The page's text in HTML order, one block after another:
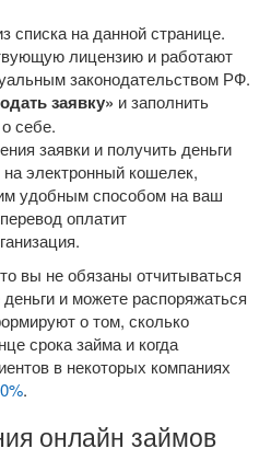
списка на данной странице.
лицензию и работают
законодательством РФ.
заявку» и заполнить
себе.
заявки и получить деньги
электронный кошелек,
удобным способом на ваш
оплатит
вы не обязаны отчитываться
и можете распоряжаться
о том, сколько
срока займа и когда
в некоторых компаниях
.
онлайн займов